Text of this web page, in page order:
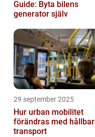
Guide: Byta bilens
generator själv
29 september 2025
Hur urban mobilitet
förändras med hållbar
transport